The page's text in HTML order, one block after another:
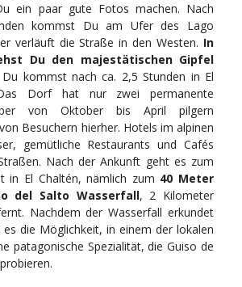
ein paar gute Fotos machen. Nach
kommst Du am Ufer des Lago
verläuft die Straße in den Westen. In
Du den majestätischen Gipfel
Du kommst nach ca. 2,5 Stunden in El
Dorf hat nur zwei permanente
von Oktober bis April pilgern
Besuchern hierher. Hotels im alpinen
gemütliche Restaurants und Cafés
Nach der Ankunft geht es zum
in El Chaltén, nämlich zum 40 Meter
del Salto Wasserfall, 2 Kilometer
Nachdem der Wasserfall erkundet
die Möglichkeit, in einem der lokalen
patagonische Spezialität, die Guiso de